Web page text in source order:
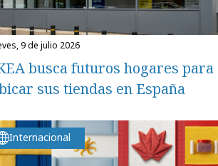
9 de julio 2026
busca futuros hogares para
sus tiendas en España
Internacional